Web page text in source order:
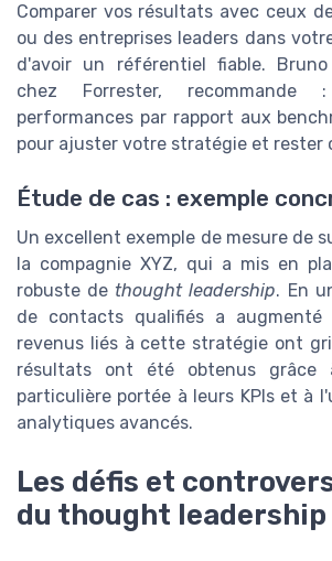
Comparer vos résultats avec ceux
ou des entreprises leaders dans
d'avoir un référentiel fiable. Bruno
chez Forrester, recommande
performances par rapport aux
pour ajuster votre stratégie et rester
Étude de cas : exemple
Un excellent exemple de mesure de
la compagnie XYZ, qui a mis en
robuste de thought leadership. En
de contacts qualifiés a
revenus liés à cette stratégie ont
résultats ont été obtenus grâce
particulière portée à leurs KPIs et à
analytiques avancés.
Les défis et
du thought leadership